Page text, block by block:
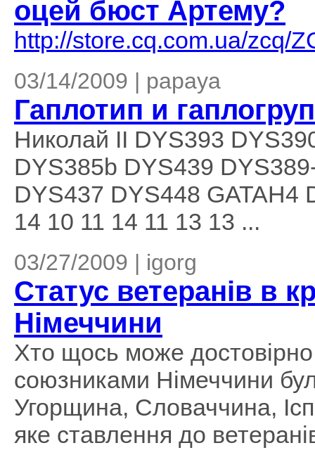
оцей бюст Артему?
http://store.cq.com.ua/zcq/
03/14/2009 | papaya
Гаплотип и
Николай II DYS393
DYS385b DYS439
DYS437 DYS448 GATAH4
14 10 11 14 11 13 13 ...
03/27/2009 | igorg
Статус ветеранів в
Німеччини
Хто щось може
союзниками Німеччини
Угорщина, Словаччина,
яке ставлення до